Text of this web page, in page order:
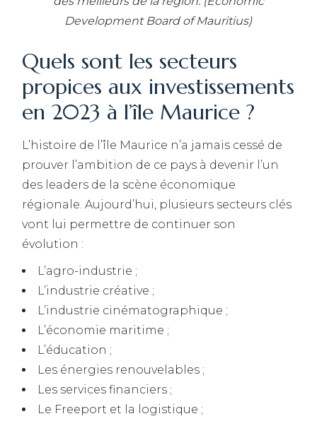
Development Board of Mauritius)
Quels sont les secteurs
propices aux investissements
en 2023 à l’île Maurice ?
L’histoire de l’île Maurice n’a jamais cessé de
prouver l’ambition de ce pays à devenir l’un
des leaders de la scène économique
régionale. Aujourd’hui, plusieurs secteurs clés
vont lui permettre de continuer son
évolution :
L’agro-industrie ;
L’industrie créative ;
L’industrie cinématographique ;
L’économie maritime ;
L’éducation ;
Les énergies renouvelables ;
Les services financiers ;
Le Freeport et la logistique ;